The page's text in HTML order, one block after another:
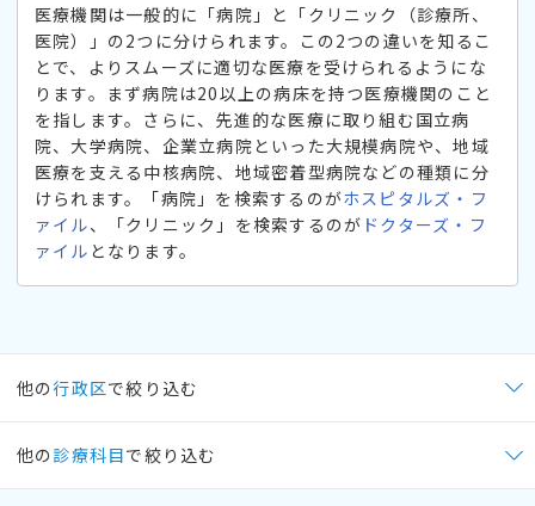
医療機関は一般的に「病院」と「クリニック（診療所、
医院）」の2つに分けられます。この2つの違いを知るこ
とで、よりスムーズに適切な医療を受けられるようにな
ります。まず病院は20以上の病床を持つ医療機関のこと
を指します。さらに、先進的な医療に取り組む国立病
院、大学病院、企業立病院といった大規模病院や、地域
医療を支える中核病院、地域密着型病院などの種類に分
けられます。「病院」を検索するのがホスピタルズ・フ
ァイル、「クリニック」を検索するのが ドクターズ・フ
ァイル となります。
他の行政区で絞り込む
他の 診療科目で絞り込む